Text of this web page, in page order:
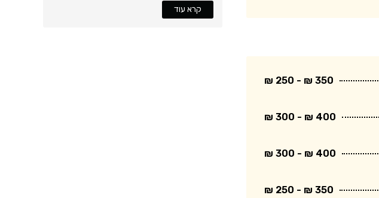
350 ₪ - 250 ₪
400 ₪ - 300 ₪
400 ₪ - 300 ₪
350 ₪ - 250 ₪
קרא עוד